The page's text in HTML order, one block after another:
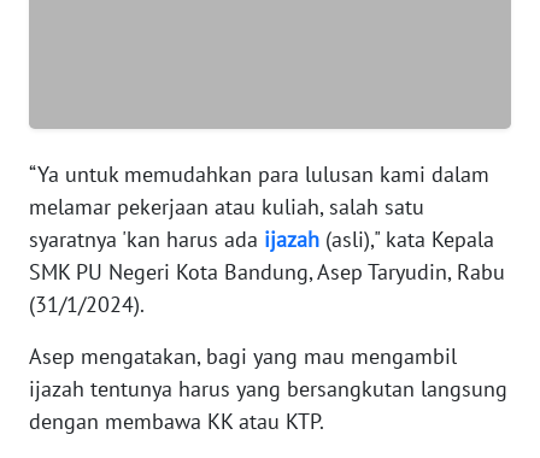
“Ya untuk memudahkan para lulusan kami dalam
melamar pekerjaan atau kuliah, salah satu
syaratnya 'kan harus ada ijazah (asli)," kata Kepala
SMK PU Negeri Kota Bandung, Asep Taryudin, Rabu
(31/1/2024).
Asep mengatakan, bagi yang mau mengambil
ijazah tentunya harus yang bersangkutan langsung
dengan membawa KK atau KTP.
WN
NTT
WN
KEPRI
WN
PAPUA